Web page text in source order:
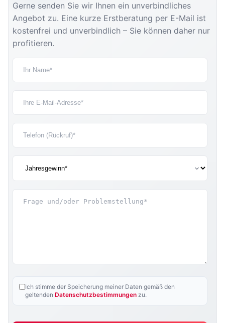
Gerne senden Sie wir Ihnen ein unverbindliches
Angebot zu. Eine kurze Erstberatung per E-Mail ist
kostenfrei und unverbindlich – Sie können daher nur
profitieren.
Ich stimme der Speicherung meiner Daten gemäß den
geltenden Datenschutzbestimmungen zu.